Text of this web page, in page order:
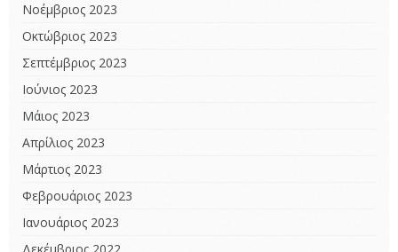
Νοέμβριος 2023
Οκτώβριος 2023
Σεπτέμβριος 2023
Ιούνιος 2023
Μάιος 2023
Απρίλιος 2023
Μάρτιος 2023
Φεβρουάριος 2023
Ιανουάριος 2023